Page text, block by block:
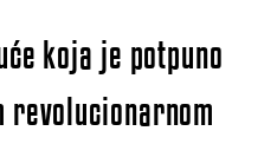
koja je potpuno
revolucionarnom